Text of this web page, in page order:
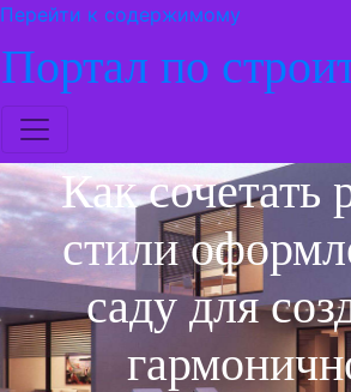
Перейти к содержимому
Портал по
Как сочетать
стили
саду для